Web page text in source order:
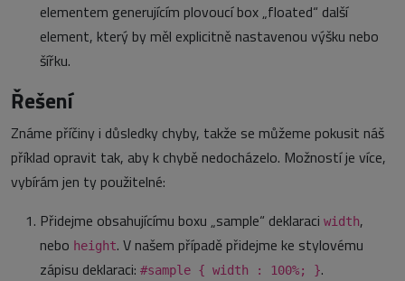
elementem generujícím plovoucí box „floated“ další
element, který by měl explicitně nastavenou výšku nebo
šířku.
Řešení
Známe příčiny i důsledky chyby, takže se můžeme pokusit náš
příklad opravit tak, aby k chybě nedocházelo. Možností je více,
vybírám jen ty použitelné:
Přidejme obsahujícímu boxu „sample“ deklaraci width,
nebo height. V našem případě přidejme ke stylovému
zápisu deklaraci: #sample { width : 100%; }.